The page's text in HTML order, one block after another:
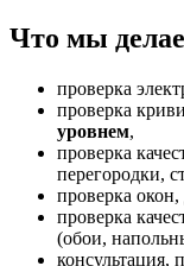
Что мы
проверка
проверка
уровнем,
проверка
перегородки,
проверка
проверка
(обои,
консультация,